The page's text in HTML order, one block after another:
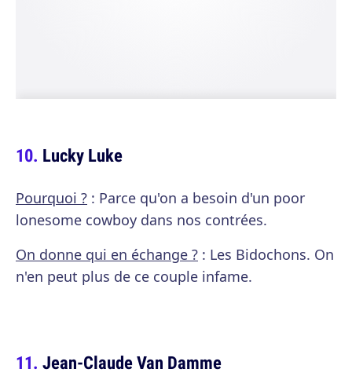
Lucky Luke
Pourquoi ? : Parce qu'on a besoin d'un poor
lonesome cowboy dans nos contrées.
On donne qui en échange ? : Les Bidochons. On
n'en peut plus de ce couple infame.
Jean-Claude Van Damme